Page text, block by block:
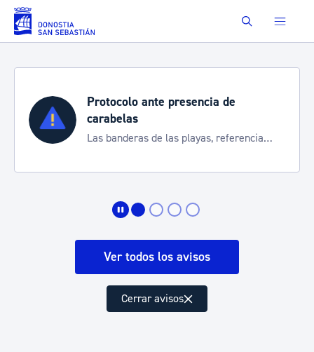
Saltar al contenido principal Buscar
Protocolo ante presencia de
carabelas
Las banderas de las playas, referencia
Ver todos los avisos
Cerrar avisos